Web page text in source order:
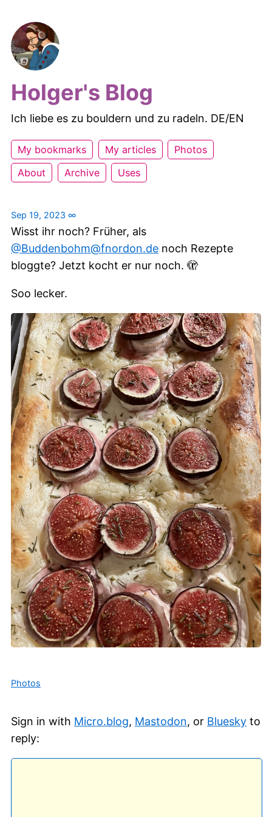
Holger's Blog
Ich liebe es zu bouldern und zu radeln. DE/EN
My bookmarks My articles
Photos
About
Archive Uses
Sep 19, 2023 ∞
Wisst ihr noch? Früher, als
@Buddenbohm@fnordon.de noch Rezepte
bloggte? Jetzt kocht er nur noch. 🫣
Soo lecker.
Photos
Sign in with Micro.blog, Mastodon, or Bluesky to
reply: